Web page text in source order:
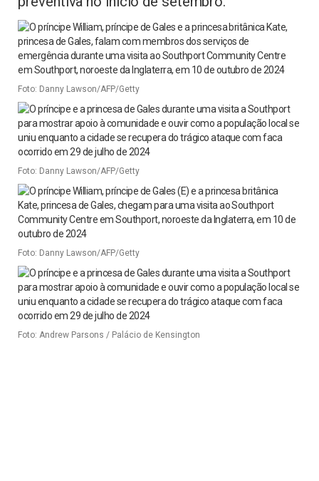
Foto: Danny Lawson/AFP/Getty
Foto: Danny Lawson/AFP/Getty
Foto: Danny Lawson/AFP/Getty
Foto: Andrew Parsons / Palácio de Kensington